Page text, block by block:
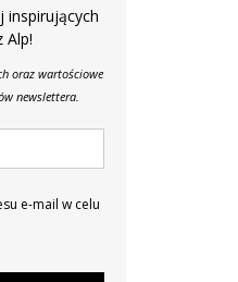
inspirujących
Alp!
oraz wartościowe
newslettera.
e-mail w celu